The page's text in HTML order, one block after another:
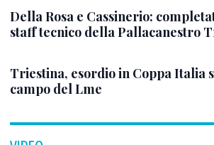
Della Rosa e Cassinerio:
staff tecnico della Pallacanestro
Triestina, esordio in Coppa Italia
campo del Lme